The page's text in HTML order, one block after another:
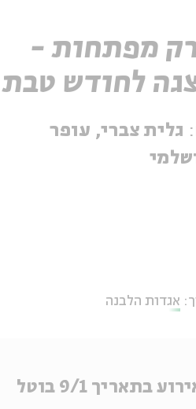
מפתחות -
לחודש טבת
גלית צברי, עופר
אגדות הלבנה
בתאריך 9/1 בוטל